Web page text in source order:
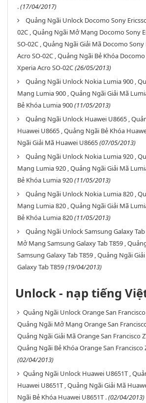
.(17/04/2017)
Quảng Ngãi Unlock Docomo Sony
02C , Quảng Ngãi Mở Mạng Docomo Sony
SO-02C , Quảng Ngãi Giải Mã Docomo
Acro SO-02C , Quảng Ngãi Bẻ Khóa
Xperia Acro SO-02C(26/05/2013)
Quảng Ngãi Unlock Nokia Lumia 900 ,
Mạng Lumia 900 , Quảng Ngãi Giải Mã
Bẻ Khóa Lumia 900(11/05/2013)
Quảng Ngãi Unlock Huawei U8665 ,
Huawei U8665 , Quảng Ngãi Bẻ Khóa
Ngãi Giải Mã Huawei U8665(07/05/2013)
Quảng Ngãi Unlock Nokia Lumia 920 ,
Mạng Lumia 920 , Quảng Ngãi Giải Mã
Bẻ Khóa Lumia 920(11/05/2013)
Quảng Ngãi Unlock Nokia Lumia 820 ,
Mạng Lumia 820 , Quảng Ngãi Giải Mã
Bẻ Khóa Lumia 820(11/05/2013)
Quảng Ngãi Unlock Samsung Galaxy
Mở Mạng Samsung Galaxy Tab T859 ,
Samsung Galaxy Tab T859 , Quảng Ngãi
Galaxy Tab T859(19/04/2013)
Unlock - nạp tiếng
Quảng Ngãi Unlock Orange San Francisco
Quảng Ngãi Mở Mạng Orange San
Quảng Ngãi Giải Mã Orange San Francisco
Quảng Ngãi Bẻ Khóa Orange San Francisco
(02/04/2013)
Quảng Ngãi Unlock Huawei U8651T ,
Huawei U8651T , Quảng Ngãi Giải Mã
Ngãi Bẻ Khóa Huawei U8651T .(02/04/2013)